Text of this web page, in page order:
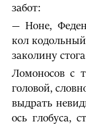
забот:
— Ноне,
кол
заколину
Ломоносов с
головой,
выдрать
ось глобуса,